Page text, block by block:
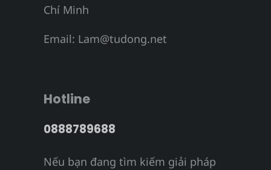
Chí Minh
Email: Lam@tudong.net
Hotline
0888789688
Nếu bạn đang tìm kiếm giải pháp